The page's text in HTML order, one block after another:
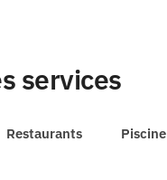
services
Restaurants Piscine